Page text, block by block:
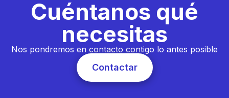
Cuéntanos qué
necesitas
Nos pondremos en contacto contigo lo antes posible
Contactar